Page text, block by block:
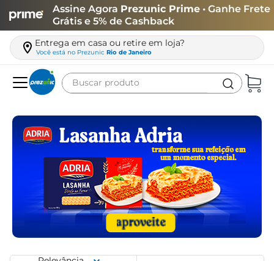
Assine Agora Prezunic Prime • Ganhe Frete
Grátis e 5% de Cashback
Entrega em casa ou retire em loja?
Você está no Prezunic Rio de Janeiro
Buscar produto
carne
leite
queijo
arroz
azeite